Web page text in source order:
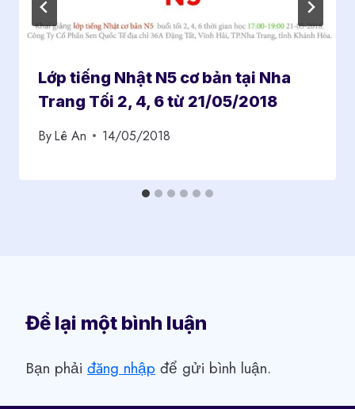
Lớp tiếng Nhật N5 cơ bản tại Nha
Trang Tối 2, 4, 6 từ 21/05/2018
ByLê An 14/05/2018
Để lại một bình luận
Bạn phải đăng nhập để gửi bình luận.